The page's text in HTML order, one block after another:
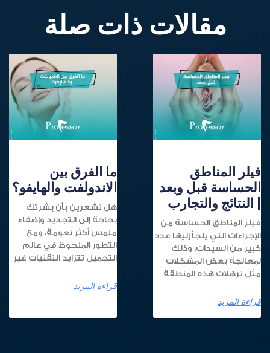
مقالات ذات صلة
فيلر المناطق
الحساسة قبل وبعد
| النتائج والتجارب
فيلر المناطق الحساسة من
الإجراءات التي يلجأ إليها عدد
كبير من السيدات، وذلك
لمعالجة بعض المشكلات
مثل ترهلات هذه المنطقة
قراءة المزيد
ما الفرق بين
الاندولفت والهايفو؟
هل تشعرين بأن بشرتك
بحاجة إلى التجديد وإضفاء
ملمس أكثر نعومة، ومع
التطور الملحوظ في عالم
التجميل تتزايد التقنيات غير
قراءة المزيد